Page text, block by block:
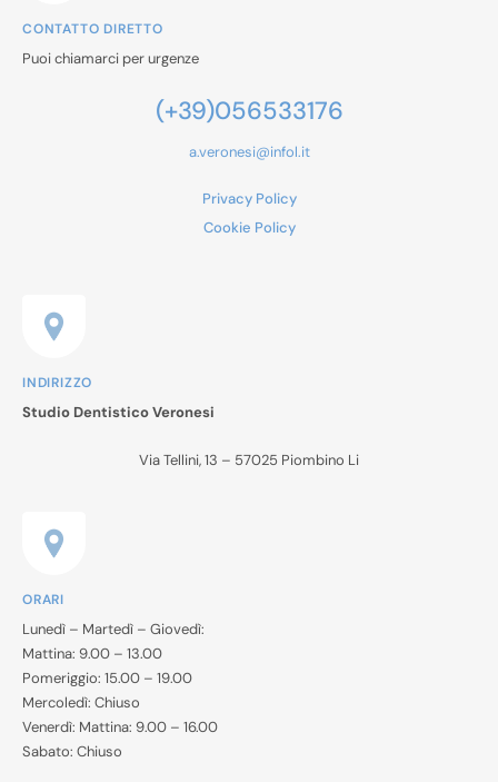
CONTATTO DIRETTO
Puoi chiamarci per urgenze
(+39)056533176
a.veronesi@infol.it
Privacy Policy
Cookie Policy
INDIRIZZO
Studio Dentistico Veronesi
Via Tellini, 13 – 57025 Piombino Li
ORARI
Lunedì – Martedì – Giovedì:
Mattina: 9.00 – 13.00
Pomeriggio: 15.00 – 19.00
Mercoledì: Chiuso
Venerdì: Mattina: 9.00 – 16.00
Sabato: Chiuso